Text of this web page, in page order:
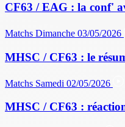
CF63 / EAG : la conf'
Matchs Dimanche 03/05/2026
MHSC / CF63 : le
Matchs Samedi 02/05/2026
MHSC / CF63 :